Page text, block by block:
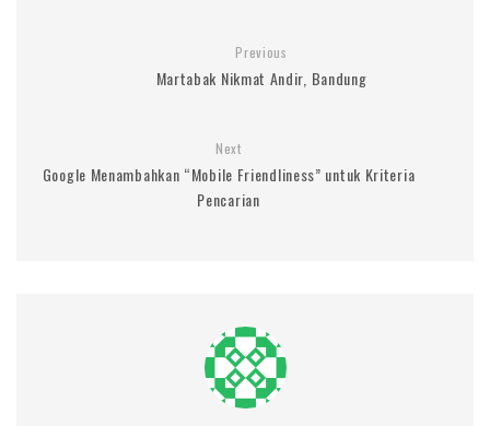
Previous
Martabak Nikmat Andir, Bandung
Next
Google Menambahkan “Mobile Friendliness” untuk Kriteria
Pencarian